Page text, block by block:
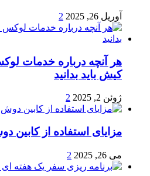
آوریل 26, 2025 2
کیش باید بدانید
ژوئن 2, 2025 2
مزایای استفاده از کابین
می 26, 2025 2